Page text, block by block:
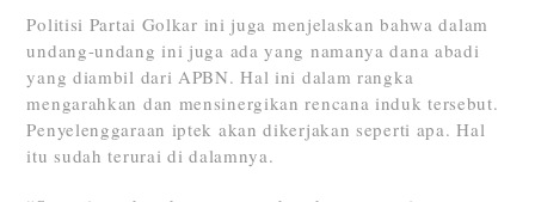
Politisi Partai Golkar ini juga menjelaskan bahwa dalam
undang-undang ini juga ada yang namanya dana abadi
yang diambil dari APBN. Hal ini dalam rangka
mengarahkan dan mensinergikan rencana induk tersebut.
Penyelenggaraan iptek akan dikerjakan seperti apa. Hal
itu sudah terurai di dalamnya.